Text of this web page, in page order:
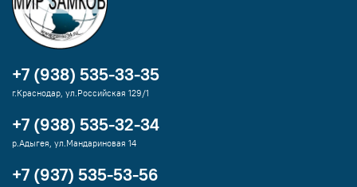
+7 (938) 535-33-35
г.Краснодар, ул.Российская 129/1
+7 (938) 535-32-34
р.Адыгея, ул.Мандариновая 14
+7 (937) 535-53-56